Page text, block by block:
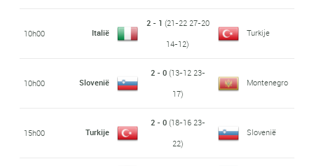
10h00 Italië
2 - 1 (21-22 27-20
14-12)
Turkije
10h00 Slovenië
2 - 0(13-12 23-
17)
Montenegro
15h00 Turkije
2 - 0(18-16 23-
22)
Slovenië